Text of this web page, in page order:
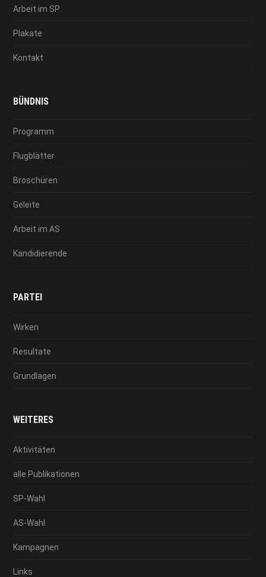
Arbeit im SP
Plakate
Kontakt
BÜNDNIS
Programm
Flugblätter
Broschüren
Geleite
Arbeit im AS
Kandidierende
PARTEI
Wirken
Resultate
Grundlagen
WEITERES
Aktivitäten
alle Publikationen
SP-Wahl
AS-Wahl
Kampagnen
Links